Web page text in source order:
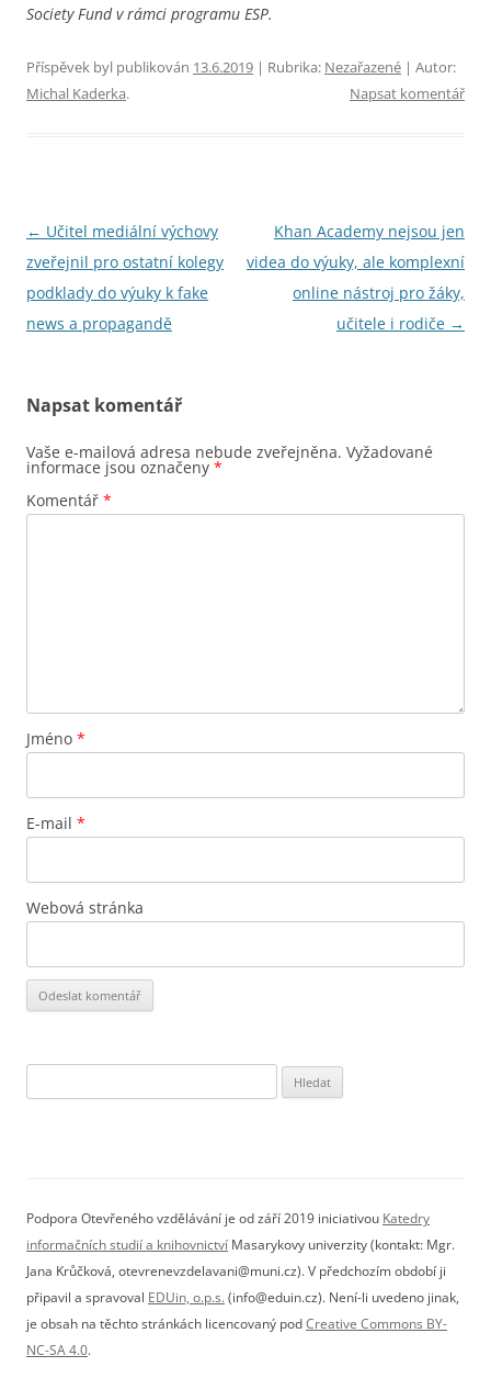
Society Fund v rámci programu ESP.
Příspěvek byl publikován 13.6.2019 | Rubrika: Nezařazené | Autor:
Michal Kaderka. Napsat komentář
Navigace
pro
příspěvky
← Učitel mediální výchovy
zveřejnil pro ostatní kolegy
podklady do výuky k fake
news a propagandě
Khan Academy nejsou jen
videa do výuky, ale komplexní
online nástroj pro žáky,
učitele i rodiče →
Napsat komentář
Vaše e-mailová adresa nebude zveřejněna. Vyžadované
informace jsou označeny *
Komentář *
Jméno *
E-mail *
Webová stránka
Podpora Otevřeného vzdělávání je od září 2019 iniciativou Katedry
informačních studií a knihovnictví Masarykovy univerzity (kontakt: Mgr.
Jana Krůčková, otevrenevzdelavani@muni.cz). V předchozím období ji
připavil a spravoval EDUin, o.p.s. (info@eduin.cz). Není-li uvedeno jinak,
je obsah na těchto stránkách licencovaný podCreative Commons BY-
NC-SA 4.0.